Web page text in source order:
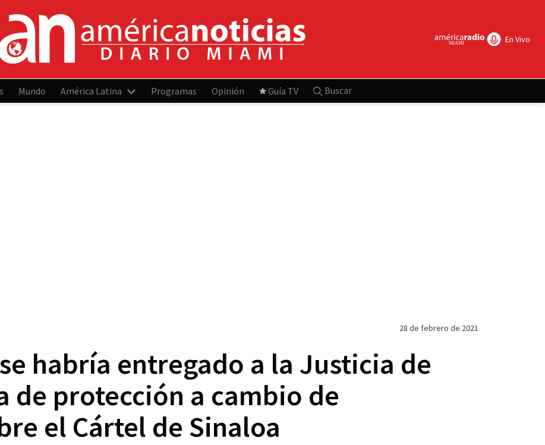
En Vivo
Mundo América Latina Programas Opinión Guía TV Buscar
28 de febrero de 2021
habría entregado a la Justicia de
de protección a cambio de
el Cártel de Sinaloa